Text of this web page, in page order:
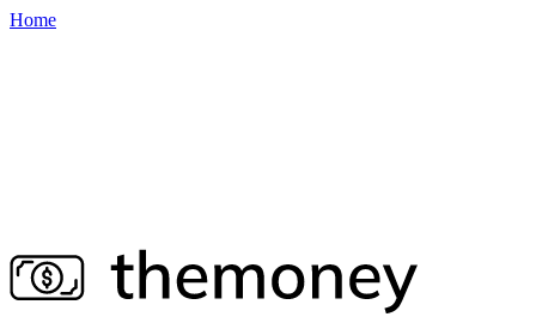
Home